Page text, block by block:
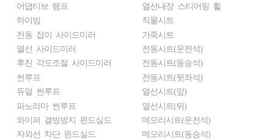
어댑티브 램프
하이빔
전동 접이 사이드미러
열선 사이드미러
후진 각도조절 사이드미러
썬루프
듀얼 썬루프
파노라마 썬루프
와이퍼 결빙방지 윈드실드
자외선 차단 윈드실드
열선내장 스티어링 휠
직물시트
가죽시트
전동시트(운전석)
전동시트(동승석)
전동시트(뒷좌석)
열선시트(앞)
열선시트(뒤)
메모리시트(운전석)
메모리시트(동승석)